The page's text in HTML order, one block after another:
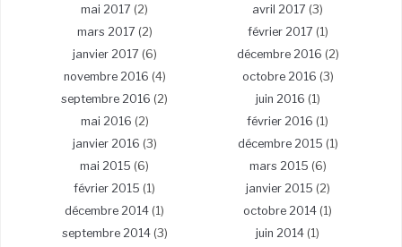
mai 2017 (2) avril 2017 (3)
mars 2017 (2) février 2017 (1)
janvier 2017 (6) décembre 2016 (2)
novembre 2016 (4) octobre 2016 (3)
septembre 2016 (2) juin 2016 (1)
mai 2016 (2) février 2016 (1)
janvier 2016 (3) décembre 2015 (1)
mai 2015 (6) mars 2015 (6)
février 2015 (1) janvier 2015 (2)
décembre 2014 (1) octobre 2014 (1)
septembre 2014(3) juin 2014 (1)